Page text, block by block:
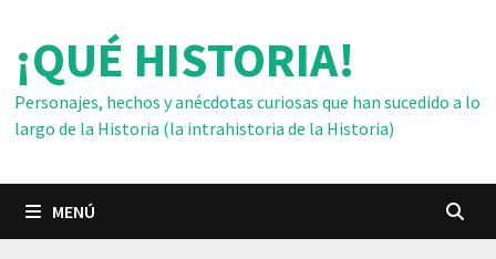
contenido
¡QUÉ HISTORIA!
Personajes, hechos y anécdotas curiosas que han sucedido a lo
largo de la Historia (la intrahistoria de la Historia)
MENÚ